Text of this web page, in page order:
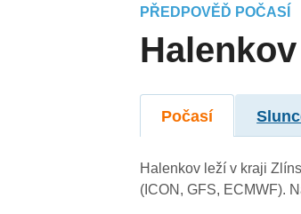
PŘEDPOVĚĎ POČASÍ
Halenkov
Počasí
Halenkov leží v kraji
(ICON, GFS, ECMWF).